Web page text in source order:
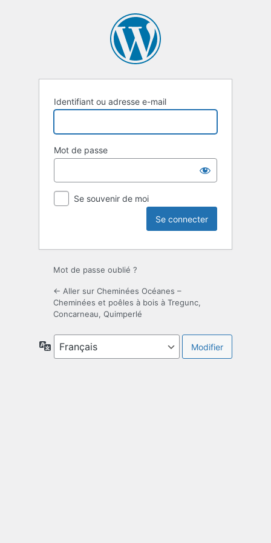
Identifiant ou adresse e-mail
Mot de passe
Se souvenir de moi
Mot de passe oublié ?
← Aller sur Cheminées Océanes –
Cheminées et poêles à bois à Tregunc,
Concarneau, Quimperlé
Langue